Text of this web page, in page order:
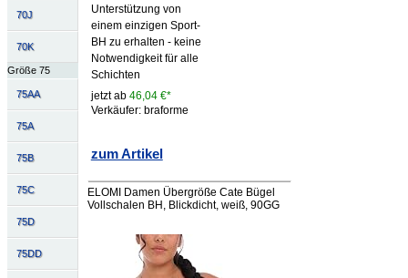
70J
70K
Größe 75
75AA
75A
75B
75C
75D
75DD
Unterstützung von
einem einzigen Sport-
BH zu erhalten - keine
Notwendigkeit für alle
Schichten
jetzt ab 46,04 €*
Verkäufer: braforme
zum Artikel
ELOMI Damen Übergröße Cate Bügel
Vollschalen BH, Blickdicht, weiß, 90GG